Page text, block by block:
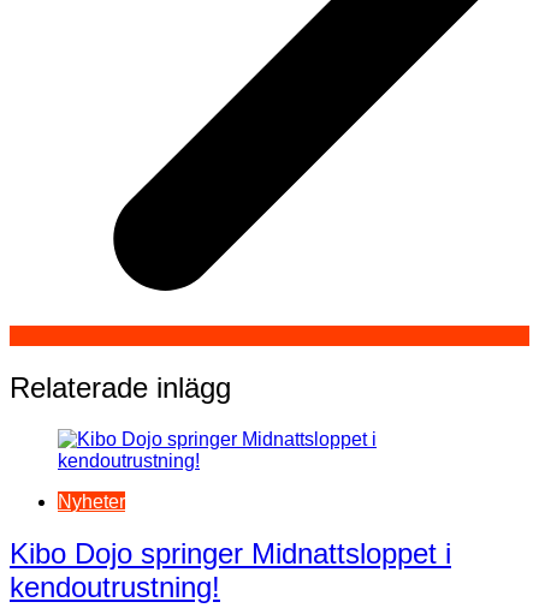
Relaterade inlägg
Nyheter
Kibo Dojo springer Midnattsloppet i
kendoutrustning!